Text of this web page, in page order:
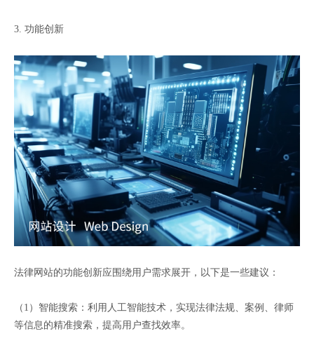
3. 功能创新
法律网站的功能创新应围绕用户需求展开，以下是一些建议：
（1）智能搜索：利用人工智能技术，实现法律法规、案例、律师
等信息的精准搜索，提高用户查找效率。